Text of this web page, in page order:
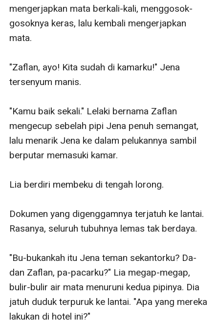
mengerjapkan mata berkali-kali, menggosok-
gosoknya keras, lalu kembali mengerjapkan
mata.
"Zaflan, ayo! Kita sudah di kamarku!" Jena
tersenyum manis.
"Kamu baik sekali." Lelaki bernama Zaflan
mengecup sebelah pipi Jena penuh semangat,
lalu menarik Jena ke dalam pelukannya sambil
berputar memasuki kamar.
Lia berdiri membeku di tengah lorong.
Dokumen yang digenggamnya terjatuh ke lantai.
Rasanya, seluruh tubuhnya lemas tak berdaya.
"Bu-bukankah itu Jena teman sekantorku? Da-
dan Zaflan, pa-pacarku?" Lia megap-megap,
bulir-bulir air mata menuruni kedua pipinya. Dia
jatuh duduk terpuruk ke lantai. "Apa yang mereka
lakukan di hotel ini?"